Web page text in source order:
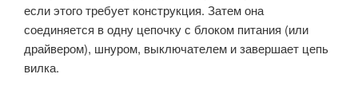
если этого требует конструкция. Затем она
соединяется в одну цепочку с блоком питания (или
драйвером), шнуром, выключателем и завершает цепь
вилка.